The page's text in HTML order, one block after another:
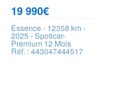
19 990€
Essence - 12358 km -
2025 - Spoticar-
Premium 12 Mois
Réf. : 443047444517